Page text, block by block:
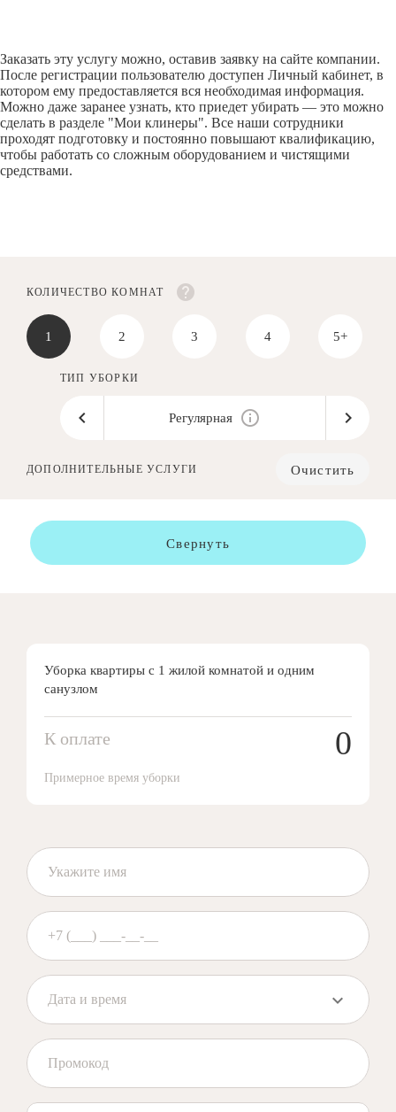
Заказать эту услугу можно, оставив заявку на сайте компании.
После регистрации пользователю доступен Личный кабинет, в
котором ему предоставляется вся необходимая информация.
Можно даже заранее узнать, кто приедет убирать — это можно
сделать в разделе "Мои клинеры". Все наши сотрудники
проходят подготовку и постоянно повышают квалификацию,
чтобы работать со сложным оборудованием и чистящими
средствами.
КОЛИЧЕСТВО КОМНАТ
1 2 3 4 5+
ТИП УБОРКИ
Регулярная
ДОПОЛНИТЕЛЬНЫЕ УСЛУГИ Очистить
Свернуть
Уборка квартиры с 1 жилой комнатой и одним
санузлом
К оплате 0
Примерное время уборки